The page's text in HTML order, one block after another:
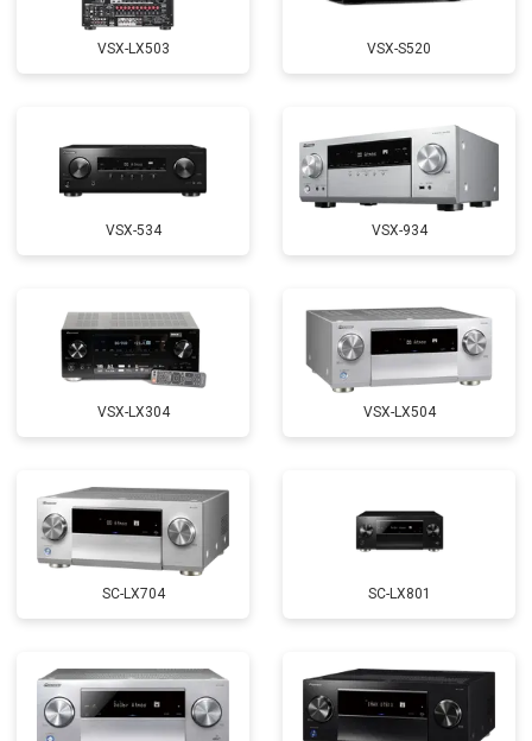
VSX-LX503 VSX-S520
VSX-534 VSX-934
VSX-LX304 VSX-LX504
SC-LX704 SC-LX801